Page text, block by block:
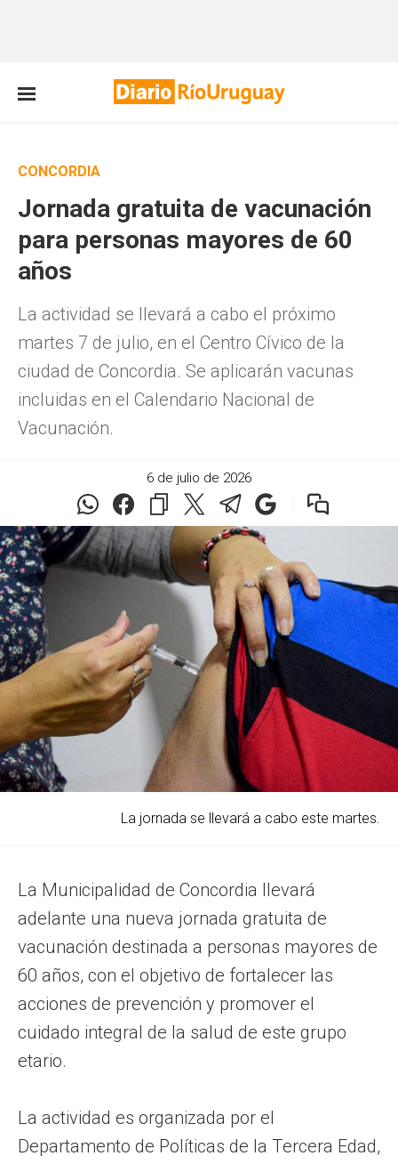
CONCORDIA
Jornada gratuita de vacunación
para personas mayores de 60
años
La actividad se llevará a cabo el próximo
martes 7 de julio, en el Centro Cívico de la
ciudad de Concordia. Se aplicarán vacunas
incluidas en el Calendario Nacional de
Vacunación.
6 de julio de 2026
La jornada se llevará a cabo este martes.
La Municipalidad de Concordia llevará
adelante una nueva jornada gratuita de
vacunación destinada a personas mayores de
60 años, con el objetivo de fortalecer las
acciones de prevención y promover el
cuidado integral de la salud de este grupo
etario.
La actividad es organizada por el
Departamento de Políticas de la Tercera Edad,